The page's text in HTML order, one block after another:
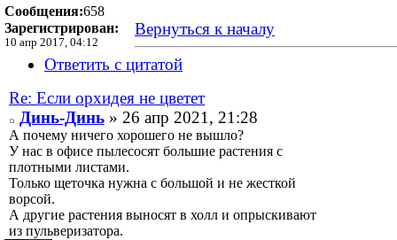
Сообщения:658
Зарегистрирован:
10 апр 2017, 04:12
Вернуться к началу
Ответить с цитатой
Re: Если орхидея не цветет
Динь-Динь» 26 апр 2021, 21:28
А почему ничего хорошего не вышло?
У нас в офисе пылесосят большие растения с
плотными листами.
Только щеточка нужна с большой и не жесткой
ворсой.
А другие растения выносят в холл и опрыскивают
из пульверизатора.